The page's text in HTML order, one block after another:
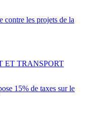
contre les projets de la
15% de taxes sur le
ET TRANSPORT